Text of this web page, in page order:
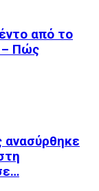
από το
– Πώς
ανασύρθηκε